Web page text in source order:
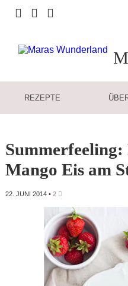
REZEPTE
Mango Eis am
22. JUNI 2014• 2